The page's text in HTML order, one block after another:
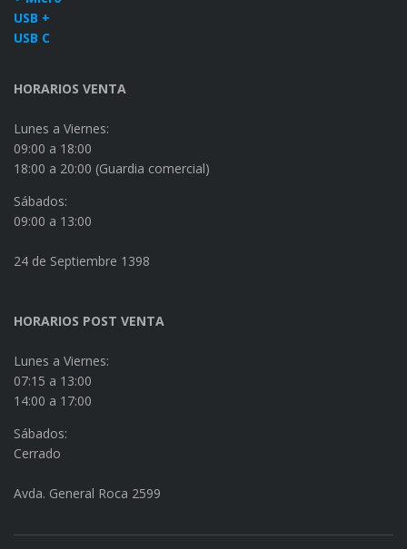
HORARIOS VENTA
Lunes a Viernes:
09:00 a 18:00
18:00 a 20:00 (Guardia comercial)
Sábados:
09:00 a 13:00
24 de Septiembre 1398
HORARIOS POST VENTA
Lunes a Viernes:
07:15 a 13:00
14:00 a 17:00
Sábados:
Cerrado
Avda. General Roca 2599